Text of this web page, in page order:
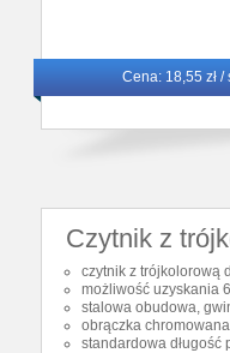
Cena: 18,55 zł /
Czytnik z
czytnik z trójkolorową
możliwość uzyskania
stalowa obudowa,
obrączka
standardowa długość